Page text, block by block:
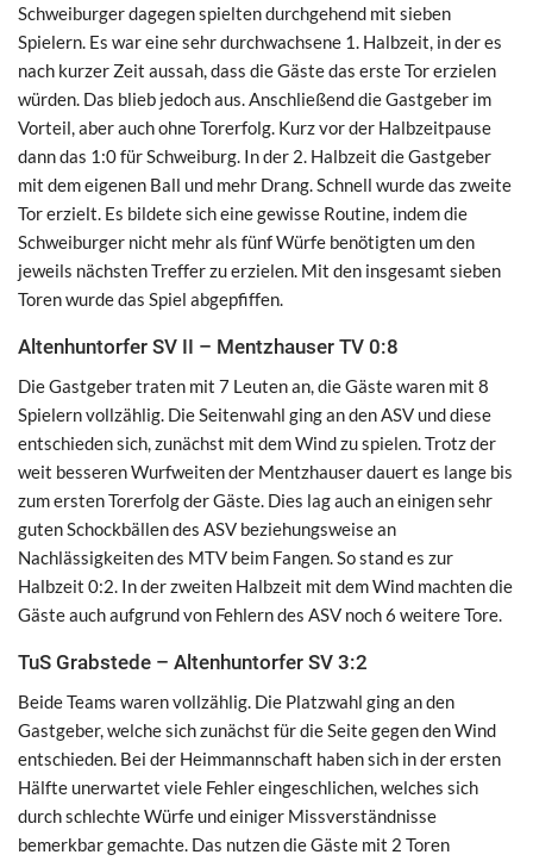
Schweiburger dagegen spielten durchgehend mit sieben
Spielern. Es war eine sehr durchwachsene 1. Halbzeit, in der es
nach kurzer Zeit aussah, dass die Gäste das erste Tor erzielen
würden. Das blieb jedoch aus. Anschließend die Gastgeber im
Vorteil, aber auch ohne Torerfolg. Kurz vor der Halbzeitpause
dann das 1:0 für Schweiburg. In der 2. Halbzeit die Gastgeber
mit dem eigenen Ball und mehr Drang. Schnell wurde das zweite
Tor erzielt. Es bildete sich eine gewisse Routine, indem die
Schweiburger nicht mehr als fünf Würfe benötigten um den
jeweils nächsten Treffer zu erzielen. Mit den insgesamt sieben
Toren wurde das Spiel abgepfiffen.
Altenhuntorfer SV II – Mentzhauser TV 0:8
Die Gastgeber traten mit 7 Leuten an, die Gäste waren mit 8
Spielern vollzählig. Die Seitenwahl ging an den ASV und diese
entschieden sich, zunächst mit dem Wind zu spielen. Trotz der
weit besseren Wurfweiten der Mentzhauser dauert es lange bis
zum ersten Torerfolg der Gäste. Dies lag auch an einigen sehr
guten Schockbällen des ASV beziehungsweise an
Nachlässigkeiten des MTV beim Fangen. So stand es zur
Halbzeit 0:2. In der zweiten Halbzeit mit dem Wind machten die
Gäste auch aufgrund von Fehlern des ASV noch 6 weitere Tore.
TuS Grabstede – Altenhuntorfer SV 3:2
Beide Teams waren vollzählig. Die Platzwahl ging an den
Gastgeber, welche sich zunächst für die Seite gegen den Wind
entschieden. Bei der Heimmannschaft haben sich in der ersten
Hälfte unerwartet viele Fehler eingeschlichen, welches sich
durch schlechte Würfe und einiger Missverständnisse
bemerkbar gemachte. Das nutzen die Gäste mit 2 Toren